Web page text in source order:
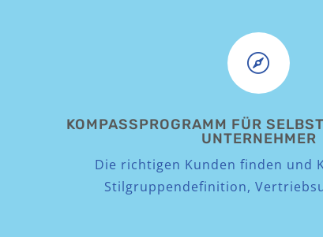

KOMPASSPROGRAMM FÜR
UNTERNEHMER
Die richtigen Kunden finden und
Stilgruppendefinition,